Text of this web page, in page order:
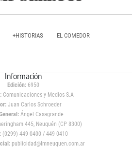
+HISTORIAS EL COMEDOR
Información
Edición: 6950
Comunicaciones y Medios S.A
Juan Carlos Schroeder
Ángel Casagrande
445, Neuquén (CP 8300)
(0299) 449 0400 / 449 0410
publicidad@lmneuquen.com.ar